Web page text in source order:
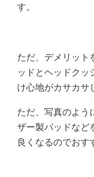
す。
ただ、デメリット
ッドとヘッドクッ
け心地がカサカサ
ただ、写真のよう
ザー製パッドなど
良くなるのでおす